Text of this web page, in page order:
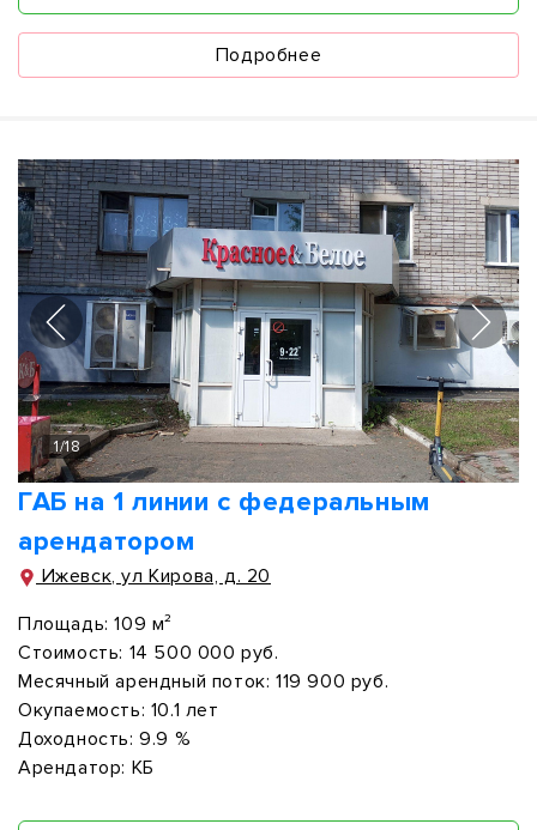
Подробнее
1/18
ГАБ на 1 линии с федеральным
арендатором
Ижевск, ул Кирова, д. 20
Площадь: 109 м²
Стоимость: 14 500 000 руб.
Месячный арендный поток: 119 900 руб.
Окупаемость: 10.1 лет
Доходность: 9.9 %
Арендатор: КБ